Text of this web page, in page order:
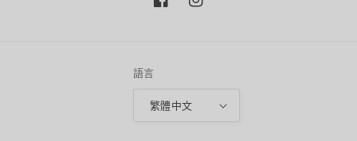
FacebookInstagram
語言
繁體中文